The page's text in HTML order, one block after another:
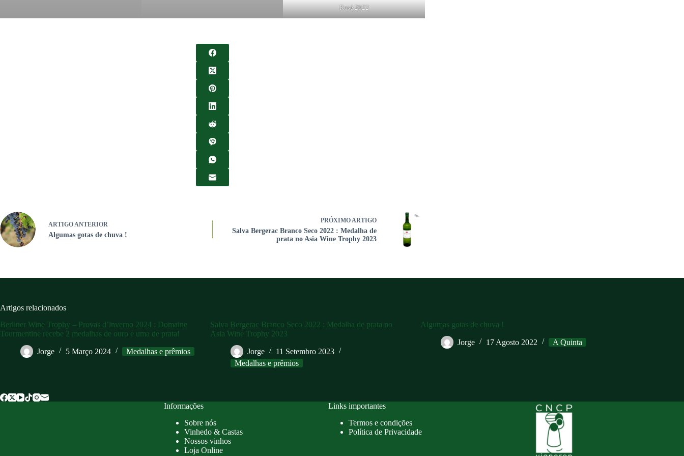
Rosé 2022
ARTIGOANTERIOR
Algumas gotas de chuva !
PRÓXIMOARTIGO
Salva Bergerac Branco Seco 2022 : Medalha de
prata no Asia Wine Trophy 2023
Artigos relacionados
Berliner Wine Trophy – Provas d’inverno 2024 : Domaine
Tourmentine recebe 2 medalhas de ouro e uma de prata!
Jorge 5 Março 2024 Medalhas e prêmios
Salva Bergerac Branco Seco 2022 : Medalha de prata no
Asia Wine Trophy 2023
Jorge
11 Setembro 2023
Medalhas e prêmios
Algumas gotas de chuva !
Jorge 17 Agosto 2022 A Quinta
Informações
Sobre nós
Vinhedo & Castas
Nossos vinhos
Loja Online
Links importantes
Termos e condições
Política de Privacidade